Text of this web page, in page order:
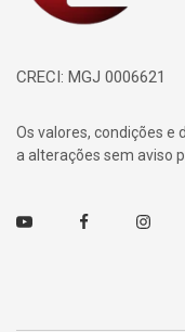
CRECI: MGJ 0006621
Os valores, condições e
a alterações sem aviso
Youtube Facebook